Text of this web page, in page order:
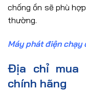
chống ồn sẽ phù
thường.
Máy phát điện chạy
Địa chỉ mua
chính hãng